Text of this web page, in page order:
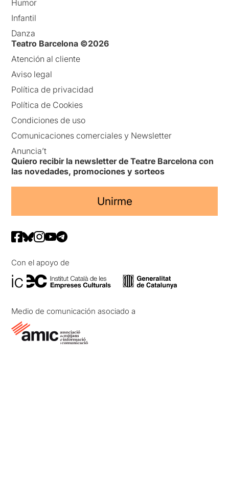
Humor
Infantil
Danza
Teatro Barcelona ©2026
Atención al cliente
Aviso legal
Política de privacidad
Política de Cookies
Condiciones de uso
Comunicaciones comerciales y Newsletter
Anuncia’t
Quiero recibir la newsletter de Teatre Barcelona con
las novedades, promociones y sorteos
Unirme
Con el apoyo de
Medio de comunicación asociado a